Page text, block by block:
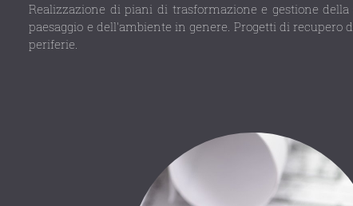
Realizzazione di piani di trasformazione e gestione
paesaggio e dell'ambiente in genere. Progetti di recupero
periferie.